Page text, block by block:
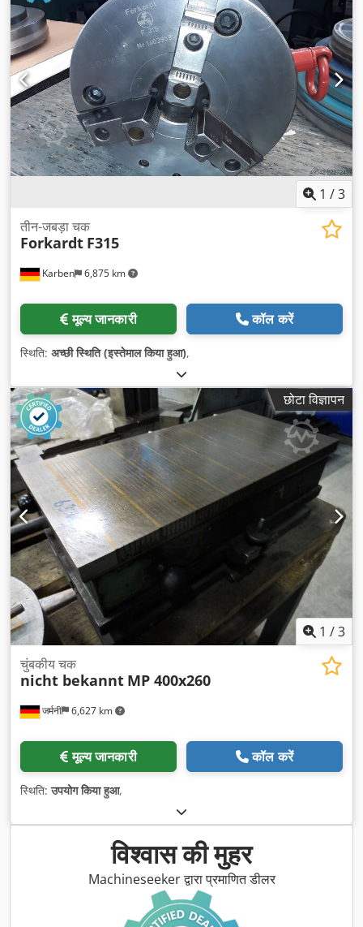
1 /3
Karben 6,875 km
तीन-जबड़ा चक
Forkardt F315
मूल्य जानकारी कॉल करें
स्थिति: अच्छी स्थिति (इस्तेमाल किया हुआ),
छोटा विज्ञापन
1 /3
जर्मनी 6,627 km
चुंबकीय चक
nicht bekannt MP 400x260
मूल्य जानकारी कॉल करें
स्थिति:उपयोग किया हुआ,
विश्वास की मुहर
Machineseeker द्वारा प्रमाणित डीलर